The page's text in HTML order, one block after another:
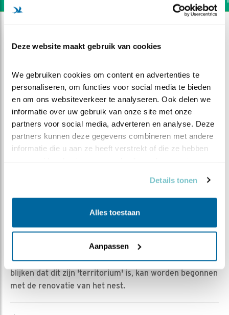
Deze website maakt gebruik van cookies
We gebruiken cookies om content en advertenties te
personaliseren, om functies voor social media te bieden
en om ons websiteverkeer te analyseren. Ook delen we
informatie over uw gebruik van onze site met onze
partners voor social media, adverteren en analyse. Deze
partners kunnen deze gegevens combineren met andere
informatie die u aan ze heeft verstrekt of die ze hebben
Details tonen
Alles toestaan
Aanpassen
Start renovatie
Romke Visser | Geplaatst op 29 maart 2023, 16:45 |
Bewaar dit filmpje |
Nu man visarend terug is op het nest, en heeft laten
blijken dat dit zijn 'territorium' is, kan worden begonnen
met de renovatie van het nest.